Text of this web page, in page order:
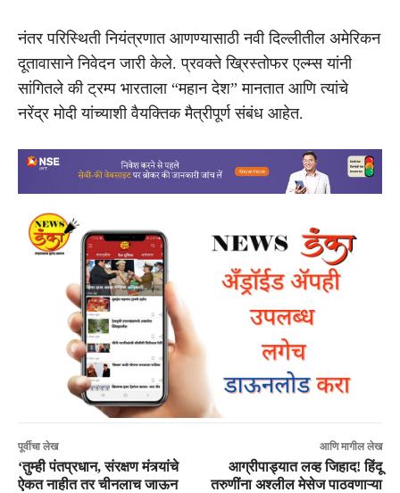
नंतर परिस्थिती नियंत्रणात आणण्यासाठीनवी दिल्लीतील अमेरिकन
दूतावासाने निवेदन जारी केले. प्रवक्ते ख्रिस्तोफर एल्म्स यांनी
सांगितले की ट्रम्प भारताला “महान देश” मानतात आणि त्यांचे
नरेंद्र मोदीयांच्याशी वैयक्तिक मैत्रीपूर्ण संबंध आहेत.
पूर्वीचा लेख
‘तुम्ही पंतप्रधान, संरक्षण मंत्र्यांचे
ऐकत नाहीत तर चीनलाच जाऊन
आणि मागील लेख
आग्रीपाड्यात लव्ह जिहाद! हिंदू
तरुणींना अश्लील मेसेज पाठवणाऱ्या